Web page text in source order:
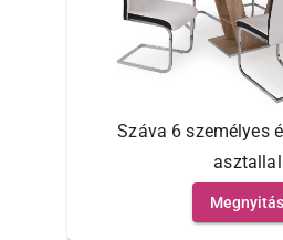
Száva 6 személyes
asztallal
Megnyitás